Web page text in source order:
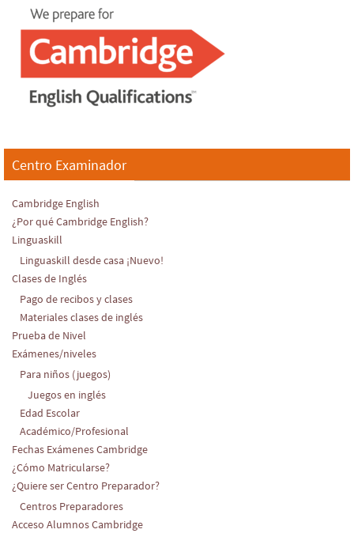
Centro Examinador
Cambridge English
¿Por qué Cambridge English?
Linguaskill
Linguaskill desde casa ¡Nuevo!
Clases de Inglés
Pago de recibos y clases
Materiales clases de inglés
Prueba de Nivel
Exámenes/niveles
Para niños (juegos)
Juegos en inglés
Edad Escolar
Académico/Profesional
Fechas Exámenes Cambridge
¿Cómo Matricularse?
¿Quiere ser Centro Preparador?
Centros Preparadores
Acceso Alumnos Cambridge